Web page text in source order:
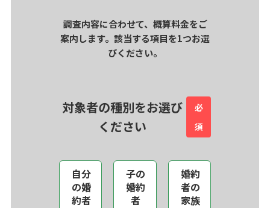
調査内容に合わせて、概算料金をご
案内します。該当する項目を1つお選
びください。
対象者の種別をお選び
ください
必
須
自分
の婚
約者
子の
婚約
者
婚約
者の
家族